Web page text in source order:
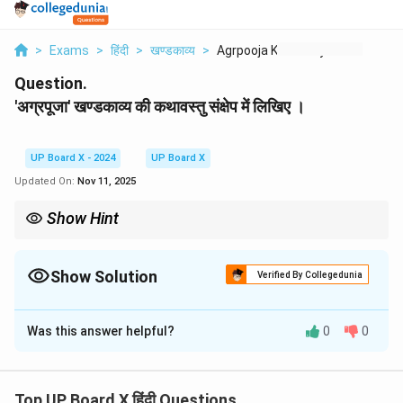
> Exams > हिंदी > खण्डकाव्य > Agrpooja Khndkavy Ki...
Question.
'अग्रपूजा' खण्डकाव्य की कथावस्तु संक्षेप में लिखिए ।
UP Board X - 2024
UP Board X
Updated On: Nov 11, 2025
Show Hint
जाता है।Show Solution Verified By Collegedunia
Solution and Explanation
'अग्रपूजा' खण्डकाव्य की कथावस्तु महाभारत के राजसूय यज्ञ और
Was this answer helpful? 0 0